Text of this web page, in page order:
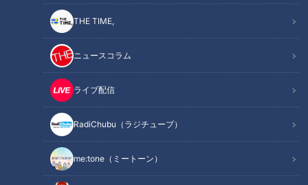
THE TIME,
ニュースコラム
ライブ配信
RadiChubu（ラジチューブ）
me:tone（ミートーン）
「えびマヨブロッコリー」の作
り方【キユーピー３分クッキン
の絶景スポットSP【花咲かタイ
ムズ】